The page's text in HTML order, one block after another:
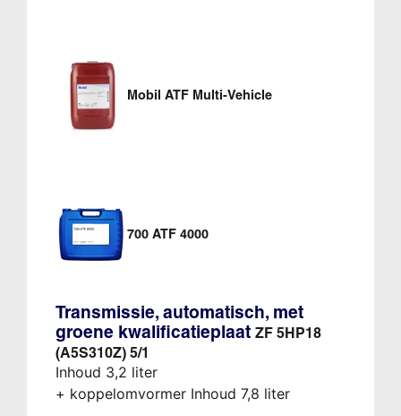
Mobil ATF Multi-Vehicle
700 ATF 4000
Transmissie, automatisch, met
groene kwalificatieplaat ZF 5HP18
(A5S310Z) 5/1
Inhoud 3,2 liter
+ koppelomvormer Inhoud 7,8 liter